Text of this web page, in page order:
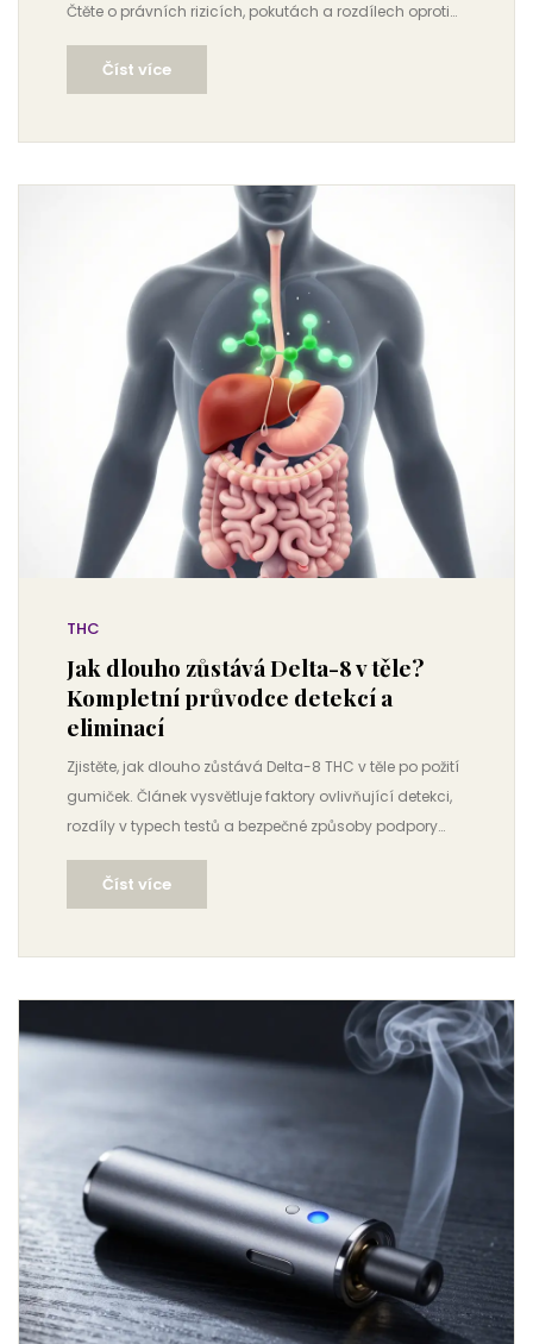
Čtěte o právních rizicích, pokutách a rozdílech oproti
ČR.
Číst více
THC
Jak dlouho zůstává Delta-8 v těle?
Kompletní průvodce detekcí a
eliminací
Zjistěte, jak dlouho zůstává Delta-8 THC v těle po požití
gumiček. Článek vysvětluje faktory ovlivňující detekci,
rozdíly v typech testů a bezpečné způsoby podpory
detoxikace.
Číst více